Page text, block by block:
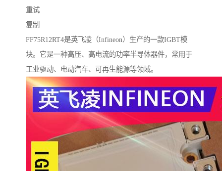
重试
复制
FF75R12RT4是英飞凌（Infineon）生产的一款IGBT模
块。它是一种高压、高电流的功率半导体器件，常用于
工业驱动、电动汽车、可再生能源等领域。